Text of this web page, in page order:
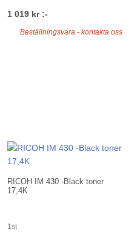
1 019 kr :-
Beställningsvara - kontakta oss
RICOH IM 430 -Black toner
17,4K
1st